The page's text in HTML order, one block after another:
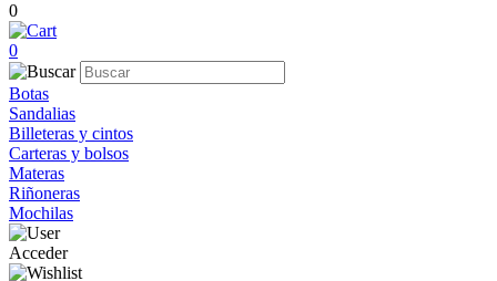
0
0
Botas
Sandalias
Billeteras y cintos
Carteras y bolsos
Materas
Riñoneras
Mochilas
Acceder